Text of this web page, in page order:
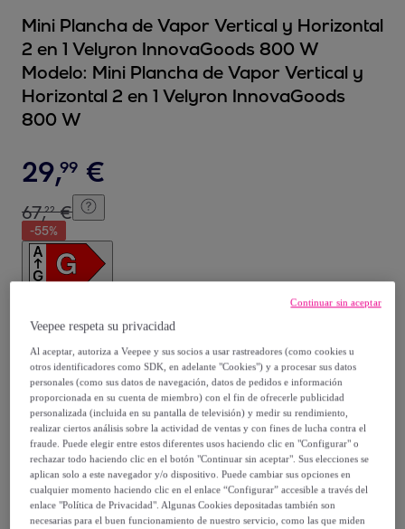
Mini Plancha de Vapor Vertical y Horizontal
2 en 1 Velyron InnovaGoods 800 W
Modelo: Mini Plancha de Vapor Vertical y
Horizontal 2 en 1 Velyron InnovaGoods
800 W
29,99 €
67,22 €
-55%
Posible recogida de tu antiguo producto
Vendido porInnovaGoods
Entrega
Envío gratis
Veepee respeta su privacidad
Al aceptar, autoriza a Veepee y sus socios a usar rastreadores (como cookies u
otros identificadores como SDK, en adelante "Cookies") y a procesar sus datos
personales (como sus datos de navegación, datos de pedidos e información
proporcionada en su cuenta de miembro) con el fin de ofrecerle publicidad
personalizada (incluida en su pantalla de televisión) y medir su rendimiento,
realizar ciertos análisis sobre la actividad de ventas y con fines de lucha contra el
fraude. Puede elegir entre estos diferentes usos haciendo clic en "Configurar" o
rechazar todo haciendo clic en el botón "Continuar sin aceptar". Sus elecciones se
aplican solo a este navegador y/o dispositivo. Puede cambiar sus opciones en
cualquier momento haciendo clic en el enlace “Configurar” accesible a través del
enlace "Política de Privacidad". Algunas Cookies depositadas también son
necesarias para el buen funcionamiento de nuestro servicio, como las que miden
Continuar sin aceptar